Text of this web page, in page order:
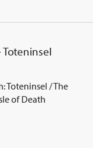
Fluch belegt
lebend zurück.
Joseph Saito
zu tun?
(2026) präsentiert
dritten Film
Toteninsel
Toteninsel / The
of Death